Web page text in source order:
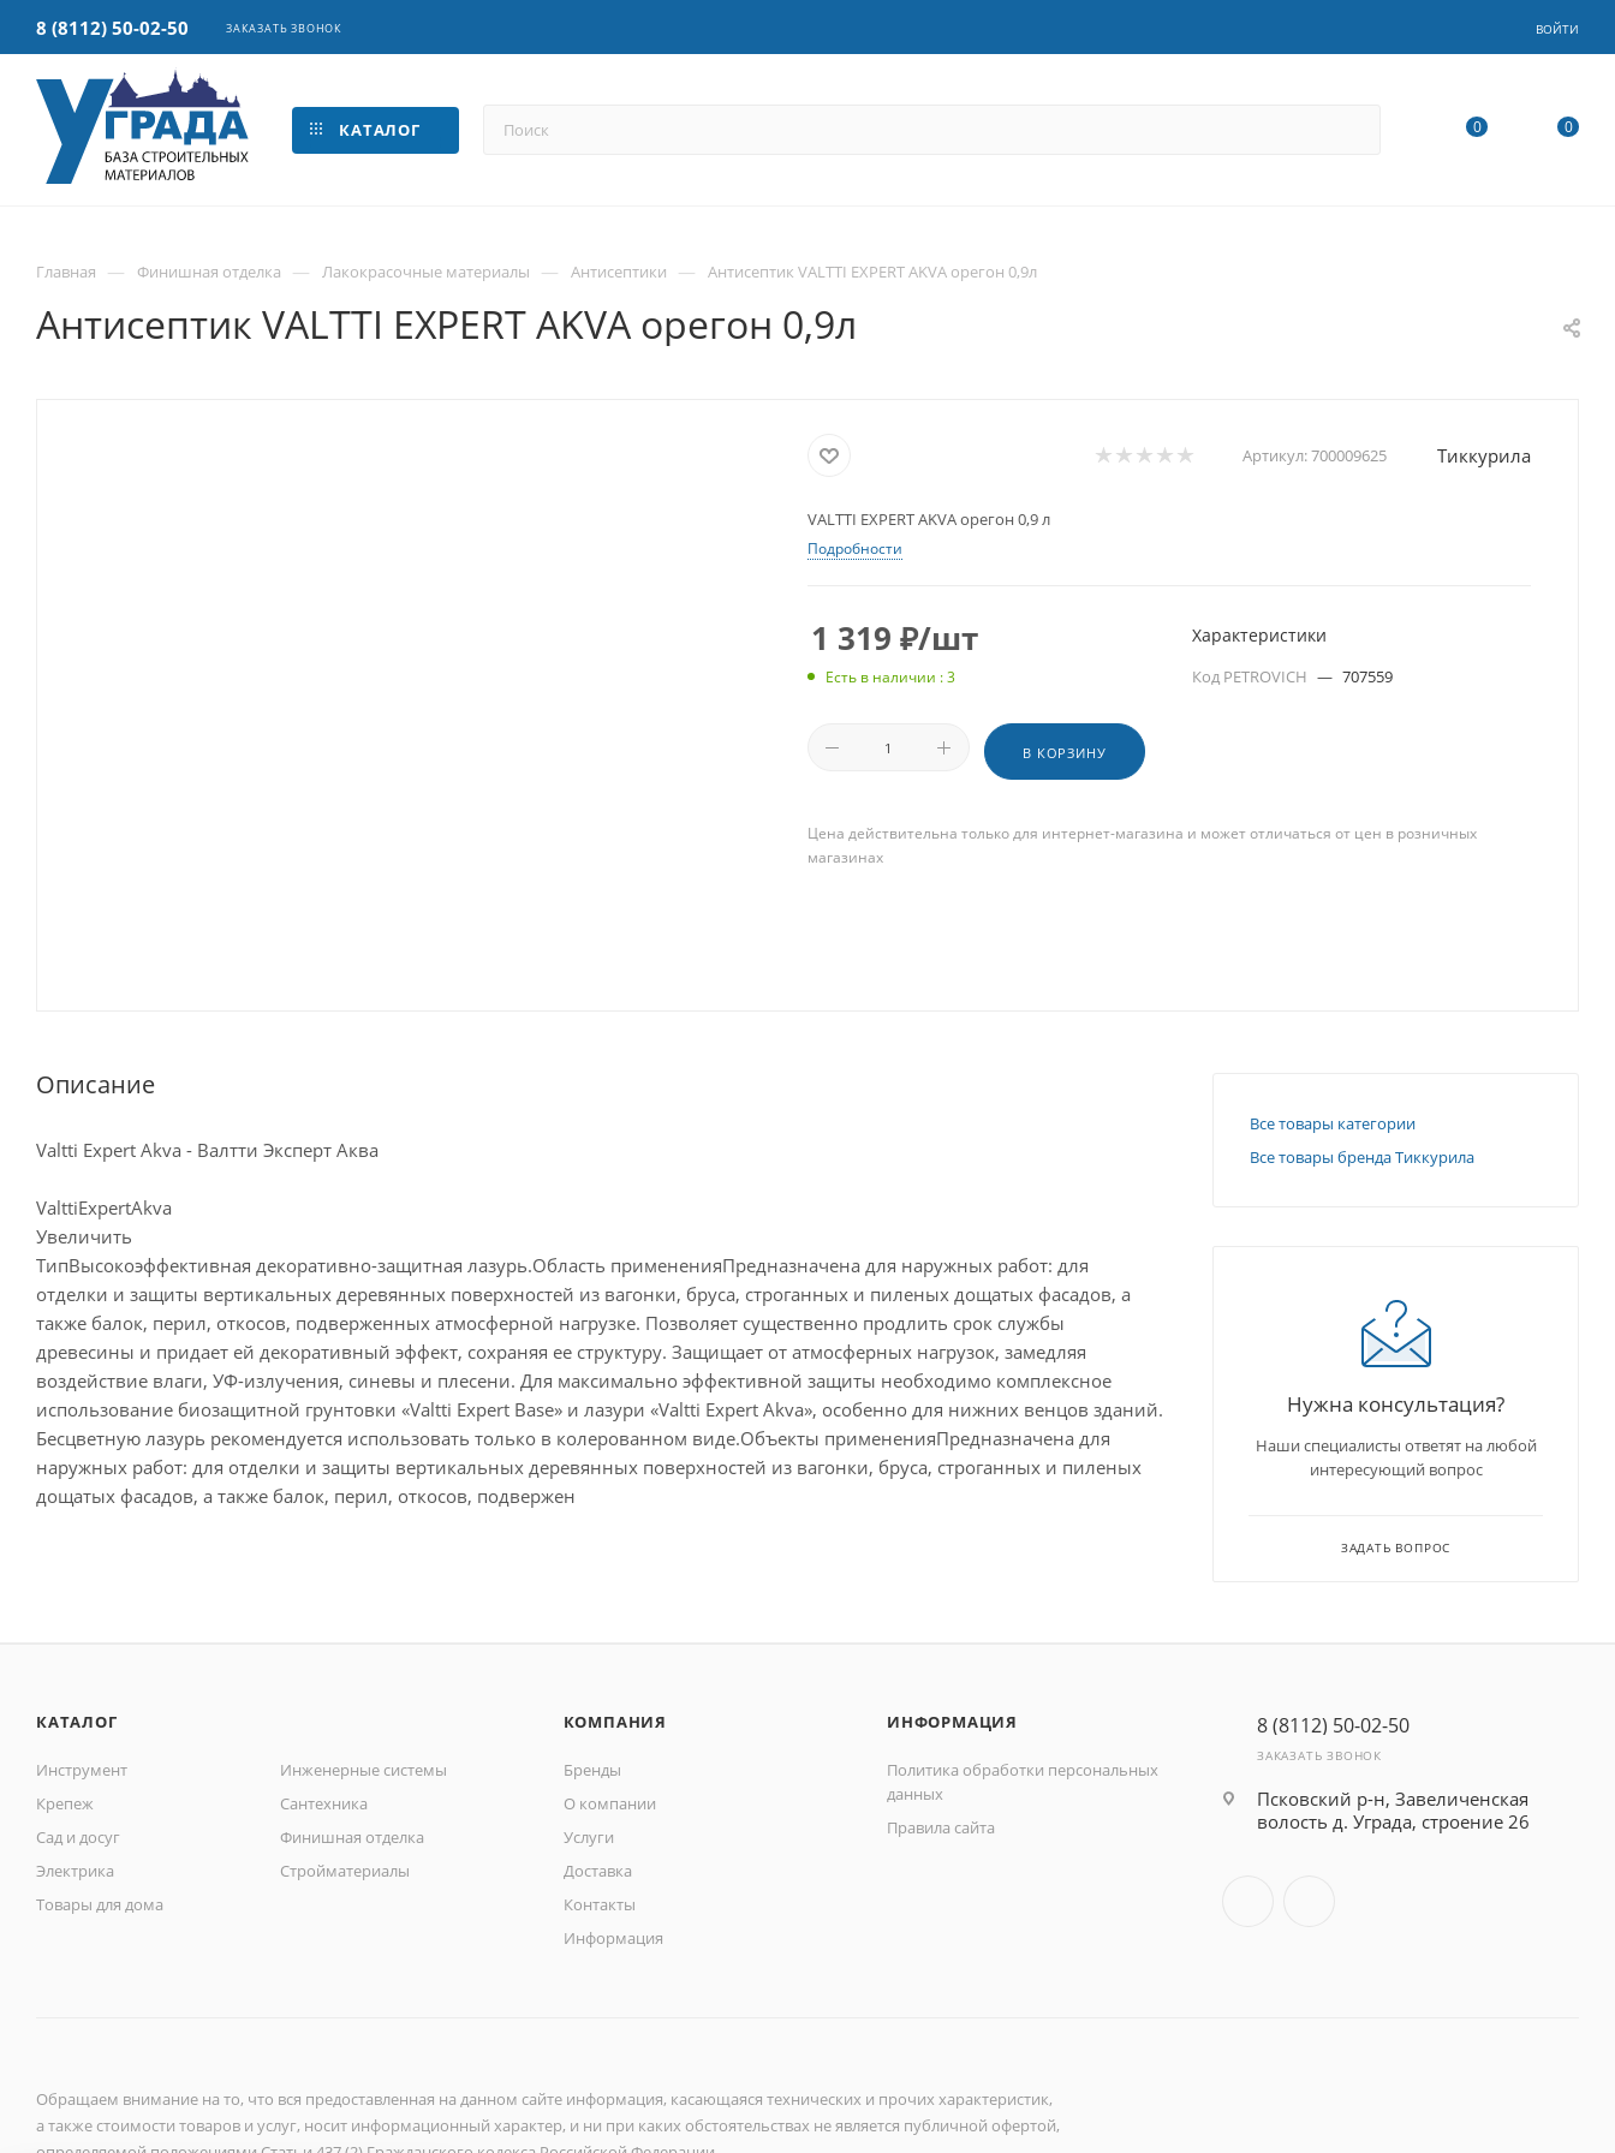
8 (8112) 50-02-50 ЗАКАЗАТЬ ЗВОНОК ВОЙТИ
КАТАЛОГ 0 0
Главная — Финишная отделка — Лакокрасочные материалы — Антисептики — Антисептик VALTTI EXPERT AKVA орегон 0,9л
Антисептик VALTTI EXPERT AKVA орегон 0,9л
Артикул:700009625 Тиккурила
VALTTI EXPERT AKVA орегон 0,9 л
Подробности
1 319 ₽/шт
Есть в наличии : 3
В КОРЗИНУ
Характеристики
Код PETROVICH — 707559
Цена действительна только для интернет-магазина и может отличаться от цен в розничных
магазинах
Описание
Valtti Expert Akva - Валтти Эксперт Аква
ValttiExpertAkva
Увеличить
ТипВысокоэффективная декоративно-защитная лазурь.Область примененияПредназначена для наружных работ: для
отделки и защиты вертикальных деревянных поверхностей из вагонки, бруса, строганных и пиленых дощатых фасадов, а
также балок, перил, откосов, подверженных атмосферной нагрузке. Позволяет существенно продлить срок службы
древесины и придает ей декоративный эффект, сохраняя ее структуру. Защищает от атмосферных нагрузок, замедляя
воздействие влаги, УФ-излучения, синевы и плесени. Для максимально эффективной защиты необходимо комплексное
использование биозащитной грунтовки «Valtti Expert Base» и лазури «Valtti Expert Akva», особенно для нижних венцов зданий.
Бесцветную лазурь рекомендуется использовать только в колерованном виде.Объекты примененияПредназначена для
наружных работ: для отделки и защиты вертикальных деревянных поверхностей из вагонки, бруса, строганных и пиленых
дощатых фасадов, а также балок, перил, откосов, подвержен
Все товары категории
Все товары бренда Тиккурила
Нужна консультация?
Наши специалисты ответят на любой
интересующий вопрос
ЗАДАТЬ ВОПРОС
КАТАЛОГ
Инструмент
Инженерные системы
Крепеж
Сантехника
Сад и досуг
Финишная отделка
Электрика
Стройматериалы
Товары для дома
КОМПАНИЯ
Бренды
О компании
Услуги
Доставка
Контакты
Информация
ИНФОРМАЦИЯ
Политика обработки персональных
данных
Правила сайта
8 (8112) 50-02-50
ЗАКАЗАТЬ ЗВОНОК
Псковский р-н, Завеличенская
волость д. Уграда, строение 26
Обращаем внимание на то, что вся предоставленная на данном сайте информация, касающаяся технических и прочих характеристик,
а также стоимости товаров и услуг, носит информационный характер, и ни при каких обстоятельствах не является публичной офертой,